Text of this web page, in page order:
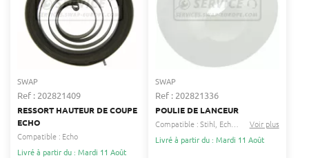
SWAP
Ref : 202821409
RESSORT HAUTEUR DE COUPE
ECHO
Compatible : Echo
Livré à partir du : Mardi 11 Août
SWAP
Ref : 202821336
POULIE DE LANCEUR
Compatible :Stihl Echo
Voir plus
Livré à partir du : Mardi 11 Août